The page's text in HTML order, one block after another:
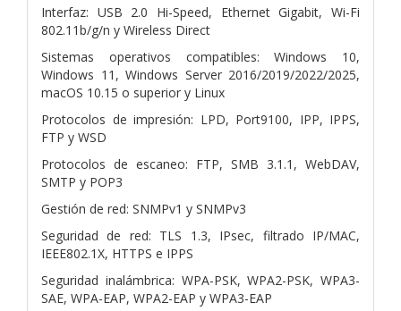
Interfaz: USB 2.0 Hi-Speed, Ethernet Gigabit, Wi-Fi
802.11b/g/n y Wireless Direct
Sistemas operativos compatibles: Windows 10,
Windows 11, Windows Server 2016/2019/2022/2025,
macOS 10.15 o superior y Linux
Protocolos de impresión: LPD, Port9100, IPP, IPPS,
FTP y WSD
Protocolos de escaneo: FTP, SMB 3.1.1, WebDAV,
SMTP y POP3
Gestión de red: SNMPv1 y SNMPv3
Seguridad de red: TLS 1.3, IPsec, filtrado IP/MAC,
IEEE802.1X, HTTPS e IPPS
Seguridad inalámbrica: WPA-PSK, WPA2-PSK, WPA3-
SAE, WPA-EAP, WPA2-EAP y WPA3-EAP